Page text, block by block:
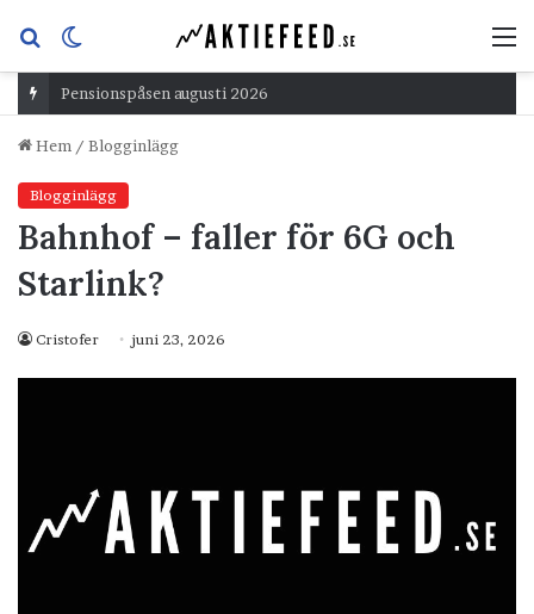
Sök
efterskin
Pensionspåsen augusti 2026
Hem / Blogginlägg
Blogginlägg
Bahnhof – faller för 6G och
Starlink?
Cristofer juni 23, 2026